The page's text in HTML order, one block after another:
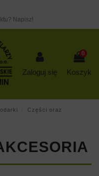
Napisz!
Zaloguj się
0
Koszyk
Części oraz